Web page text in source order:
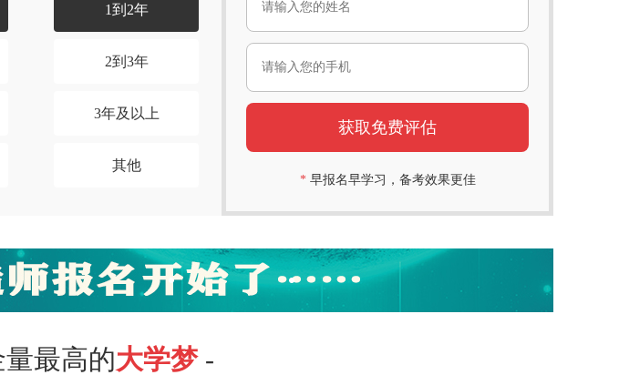
1到2年
2到3年
3年及以上
其他
* 早报名早学习，备考效果更佳
最高的大学梦-